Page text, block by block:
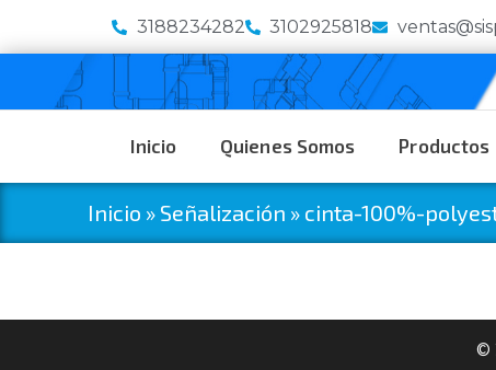
3188234282 3102925818
Inicio Quienes Somos Productos
Inicio » Señalización » cinta-100%-
©